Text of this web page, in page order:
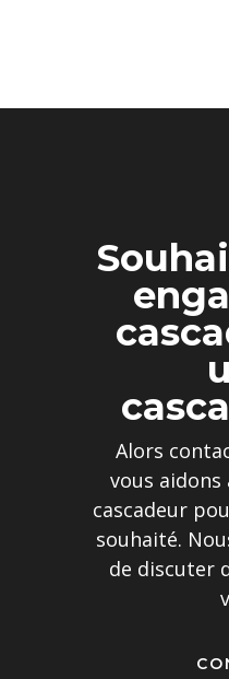
Alors
vous
cascadeur
souhaité.
de discuter